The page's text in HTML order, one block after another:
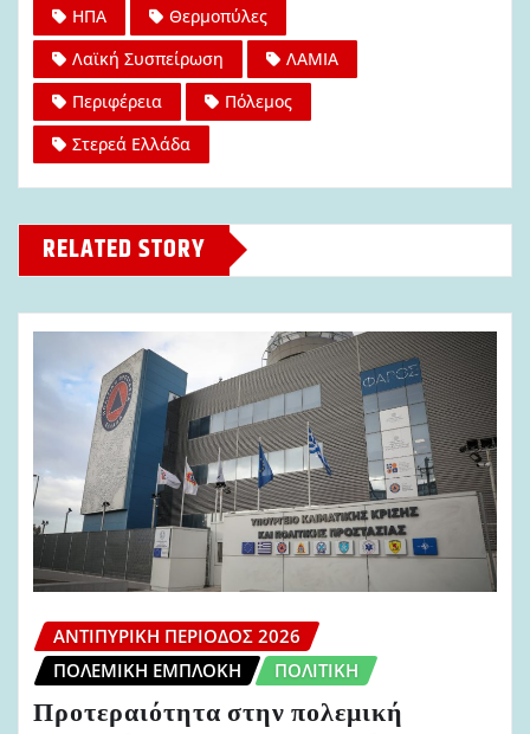
ΗΠΑ
Θερμοπύλες
Λαϊκή Συσπείρωση
ΛΑΜΙΑ
Περιφέρεια
Πόλεμος
Στερεά Ελλάδα
RELATED STORY
ΑΝΤΙΠΥΡΙΚΉ ΠΕΡΊΟΔΟΣ 2026
ΠΟΛΕΜΙΚΉ ΕΜΠΛΟΚΉ
ΠΟΛΙΤΙΚΉ
Προτεραιότητα στην πολεμική